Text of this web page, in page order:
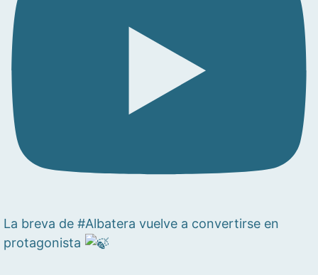
La breva de #Albatera vuelve a convertirse en
protagonista